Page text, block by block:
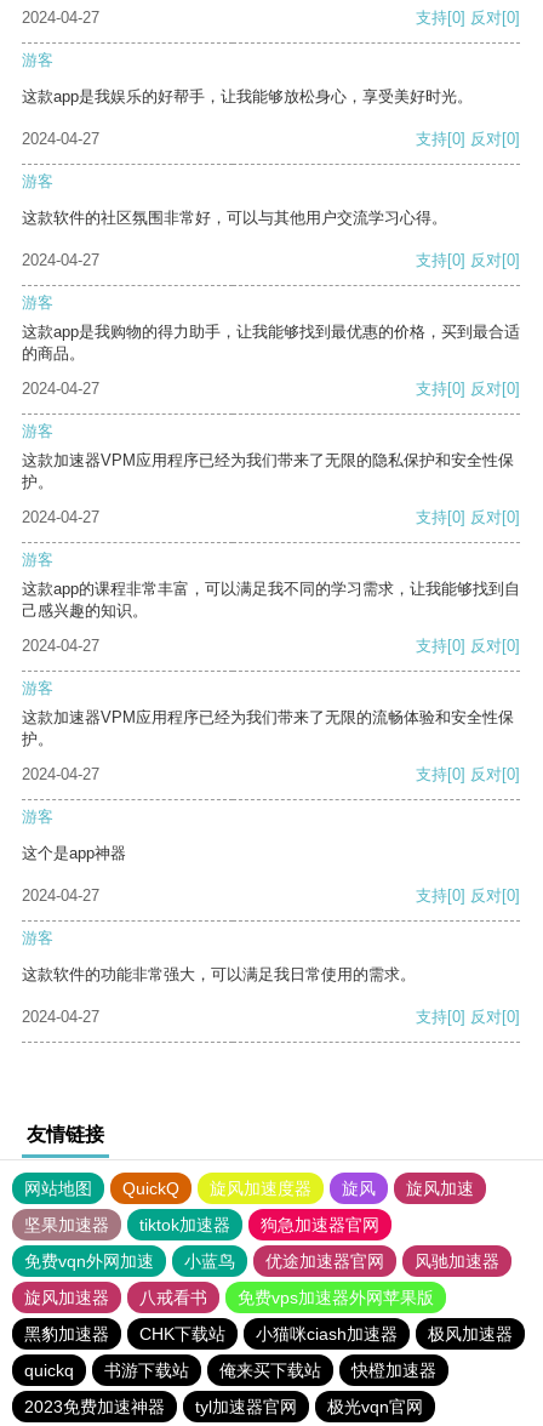
2024-04-27
支持[0] 反对[0]
游客
这款app是我娱乐的好帮手，让我能够放松身心，享受美好时光。
2024-04-27 支持[0] 反对[0]
游客
这款软件的社区氛围非常好，可以与其他用户交流学习心得。
2024-04-27 支持[0] 反对[0]
游客
这款app是我购物的得力助手，让我能够找到最优惠的价格，买到最合适
的商品。
2024-04-27
支持[0] 反对[0]
游客
这款加速器VPM应用程序已经为我们带来了无限的隐私保护和安全性保
护。
2024-04-27
支持[0] 反对[0]
游客
这款app的课程非常丰富，可以满足我不同的学习需求，让我能够找到自
己感兴趣的知识。
2024-04-27
支持[0] 反对[0]
游客
这款加速器VPM应用程序已经为我们带来了无限的流畅体验和安全性保
护。
2024-04-27
支持[0] 反对[0]
游客
这个是app神器
2024-04-27 支持[0] 反对[0]
游客
这款软件的功能非常强大，可以满足我日常使用的需求。
2024-04-27 支持[0] 反对[0]
友情链接
网站地图 QuickQ 旋风加速度器 旋风
旋风加速
坚果加速器
tiktok加速器
狗急加速器官网
免费vqn外网加速
小蓝鸟 优途加速器官网
风驰加速器
旋风加速器
八戒看书
免费vps加速器外网苹果版
黑豹加速器
CHK下载站 小猫咪ciash加速器
极风加速器
quickq
书游下载站 俺来买下载站
快橙加速器
2023免费加速神器
tyl加速器官网 极光vqn官网